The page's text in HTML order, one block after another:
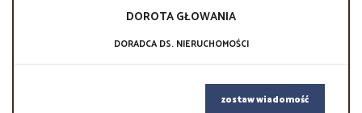
DOROTAGŁOWANIA
DORADCA DS. NIERUCHOMOŚCI
zostaw wiadomość